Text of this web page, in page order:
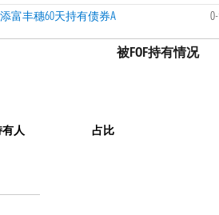
富丰穗60天持有债券A
人 占比
被FOF持有情况